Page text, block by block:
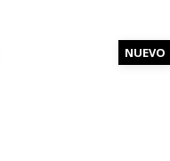
NUEVO